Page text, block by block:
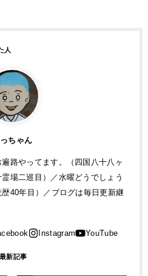
ちゃん
路やってます。（四国八十八ヶ
場二巡目）／水曜どうでしょう
40年目）／ブログは毎日更新継